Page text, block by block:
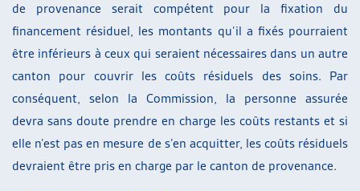
de provenance serait compétent pour la fixation du
financement résiduel, les montants qu’il a fixés pourraient
être inférieurs à ceux qui seraient nécessaires dans un autre
canton pour couvrir les coûts résiduels des soins. Par
conséquent, selon la Commission, la personne assurée
devra sans doute prendre en charge les coûts restants et si
elle n’est pas en mesure de s’en acquitter, les coûts résiduels
devraient être pris en charge par le canton de provenance.